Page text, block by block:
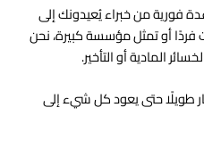
فورية من خبراء يُعيدونك إلى
أو تمثل مؤسسة كبيرة، نحن
المادية أو التأخير.
طويلًا حتى يعود كل شيء إلى